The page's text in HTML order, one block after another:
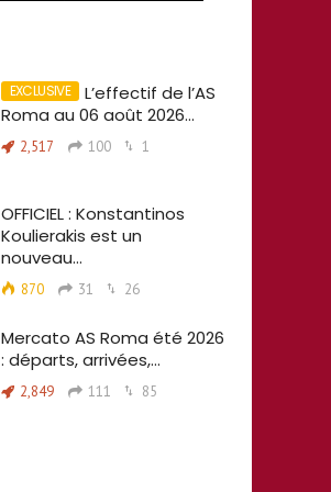
L’effectif de l’AS
Roma au 06 août 2026…
2,517 100 1
OFFICIEL : Konstantinos
Koulierakis est un
nouveau…
870 31 26
Mercato AS Roma été 2026
: départs, arrivées,…
2,849 111 85